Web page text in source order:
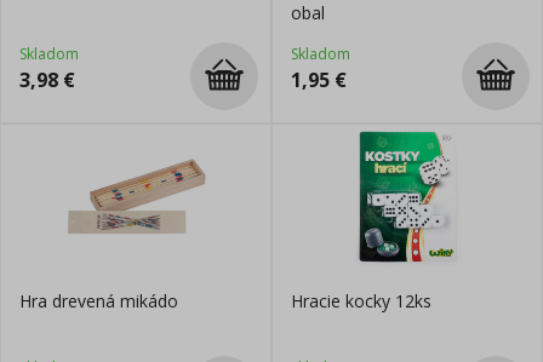
Skladom
3,98 €
obal
Skladom
1,95 €
Hra drevená mikádo Hracie kocky 12ks